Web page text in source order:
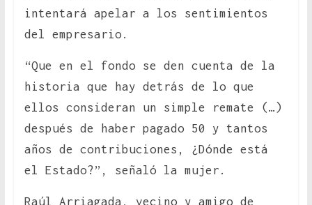
intentará apelar a los sentimientos
del empresario.
“Que en el fondo se den cuenta de la
historia que hay detrás de lo que
ellos consideran un simple remate (…)
después de haber pagado 50 y tantos
años de contribuciones, ¿Dónde está
el Estado?”, señaló la mujer.
Raúl Arriagada, vecino y amigo de